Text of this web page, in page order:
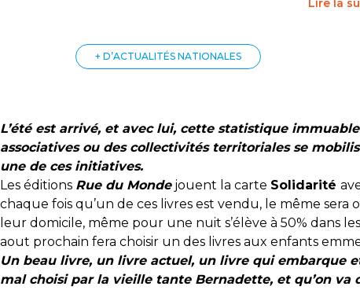
Lire la
+ D’ACTUALITÉS NATIONALES
L’été est arrivé, et avec lui, cette statistique
associatives ou des collectivités territoriales se
une de ces initiatives.
Les éditions Rue du Mondejouent la carte Solidarité
chaque fois qu’un de ces livres est vendu, le même
leur domicile, même pour une nuit s’élève à 50% dans
aout prochain fera choisir un des livres aux enfants
Un beau livre, un livre actuel, un livre qui embarque
mal choisi par la vieille tante Bernadette, et qu’on